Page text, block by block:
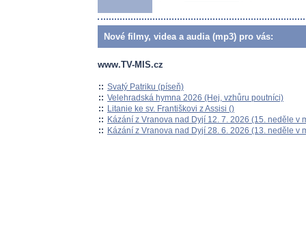
Nové filmy, videa a audia (mp3) pro vás:
www.TV-MIS.cz
:: Svatý Patriku (píseň)
:: Velehradská hymna 2026 (Hej, vzhůru poutníci)
:: Litanie ke sv. Františkovi z Assisi ()
:: Kázání z Vranova nad Dyjí 12. 7. 2026 (15. neděle v
:: Kázání z Vranova nad Dyjí 28. 6. 2026 (13. neděle v